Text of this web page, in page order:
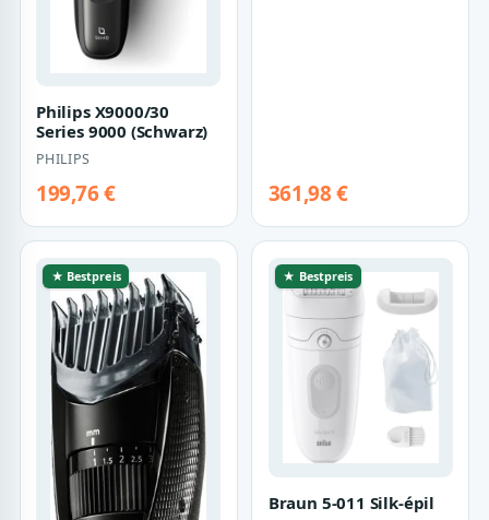
Philips X9000/30
Series 9000 (Schwarz)
PHILIPS
199,76 € 361,98 €
★ Bestpreis ★ Bestpreis
Braun 5-011 Silk-épil